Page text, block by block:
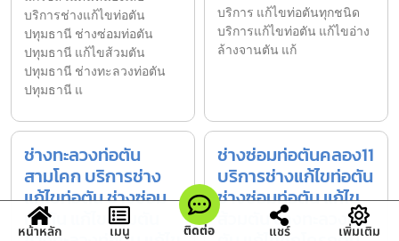
บริการช่างแก้ไขท่อตัน
ปทุมธานี ช่างซ่อมท่อตัน
ปทุมธานี แก้ไขส้วมตัน
ปทุมธานี ช่างทะลวงท่อตัน
ปทุมธานี แ
บริการ แก้ไขท่อตันทุกชนิด
บริการแก้ไขท่อตัน แก้ไขอ่าง
ล้างจานตัน แก้
ช่างทะลวงท่อตัน
สามโคก บริการช่าง
แก้ไขท่อตัน ช่างซ่อม
ท่อตัน แก้ไขส้วมตัน
ช่างซ่อมท่อตันคลอง11
บริการช่างแก้ไขท่อตัน
ช่างซ่อมท่อตัน แก้ไข
ส้วมตัน ช่างทะลวงท่อ
หน้าหลัก เมนู ติดต่อ แชร์ เพิ่มเติม